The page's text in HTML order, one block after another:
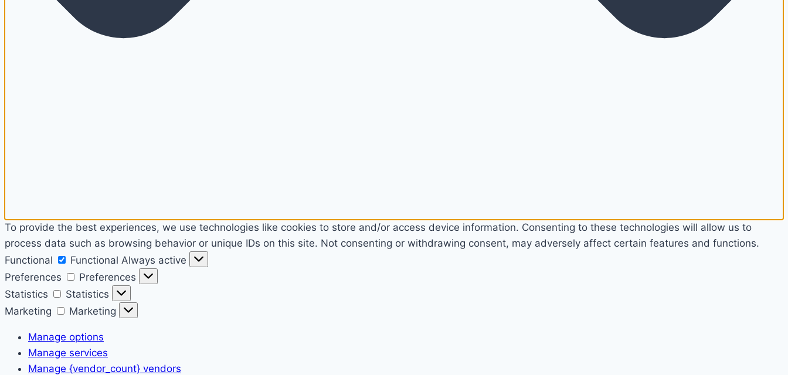
To provide the best experiences, we use technologies like cookies to store and/or access device information. Consenting to these technologies will allow us to
process data such as browsing behavior or unique IDs on this site. Not consenting or withdrawing consent, may adversely affect certain features and functions.
Functional
Functional Always active
Preferences
Preferences
Statistics
Statistics
Marketing
Marketing
Manage options
Manage services
Manage {vendor_count} vendors